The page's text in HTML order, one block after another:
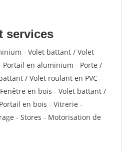
services
- Volet battant / Volet
en aluminium - Porte /
/ Volet roulant en PVC -
en bois - Volet battant /
en bois - Vitrerie -
- Stores - Motorisation de